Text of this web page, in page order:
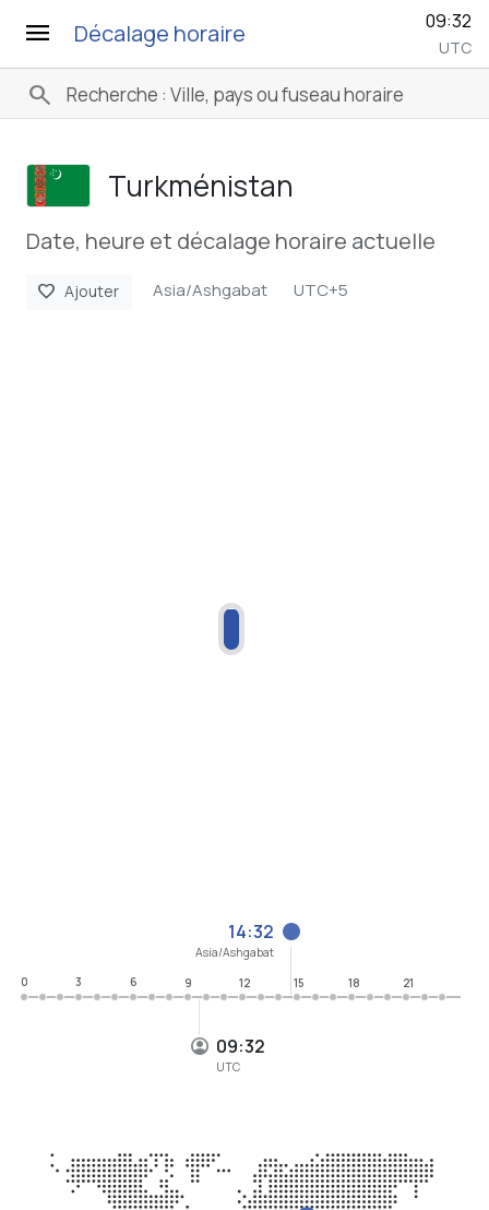
menu Décalage horaire 09:32
UTC
search
Turkménistan
Date, heure et décalage horaire actuelle
favorite Ajouter Asia/Ashgabat UTC+5
09:32
UTC
14:32
Asia/Ashgabat
0
3 6 9 12 15 18 21